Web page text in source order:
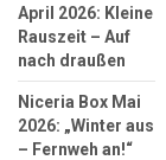
April 2026: Kleine
Rauszeit – Auf
nach draußen
Niceria Box Mai
2026: „Winter aus
– Fernweh an!“